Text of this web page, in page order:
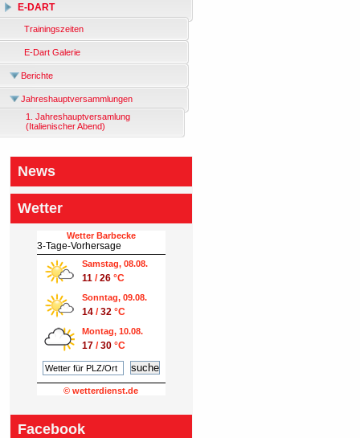
E-DART
Trainingszeiten
E-Dart Galerie
Berichte
Jahreshauptversammlungen
1. Jahreshauptversamlung
(Italienischer Abend)
News
Wetter
Wetter Barbecke
3-Tage-Vorhersage
Samstag, 08.08.
11 /26°C
Sonntag, 09.08.
14/32 °C
Montag, 10.08.
17/30°C
© wetterdienst.de
Facebook